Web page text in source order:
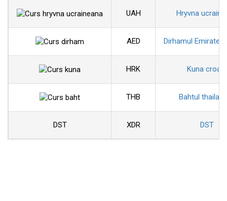
UAH Hryvna
AED Dirhamul
HRK Kuna croata
THB Bahtul
DST XDR DST